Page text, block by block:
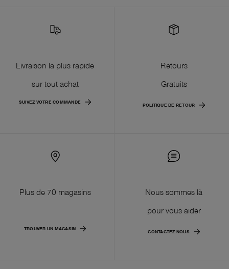
Livraison la plus rapide
sur tout achat
SUIVEZ VOTRE COMMANDE
Retours
Gratuits
POLITIQUE DE RETOUR
Plus de 70 magasins
TROUVER UN MAGASIN
Nous sommes là
pour vous aider
CONTACTEZ-NOUS